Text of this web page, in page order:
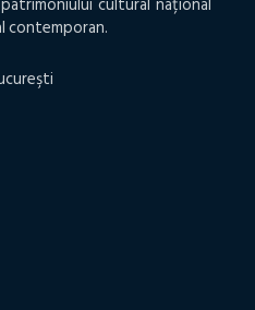
contemporan.